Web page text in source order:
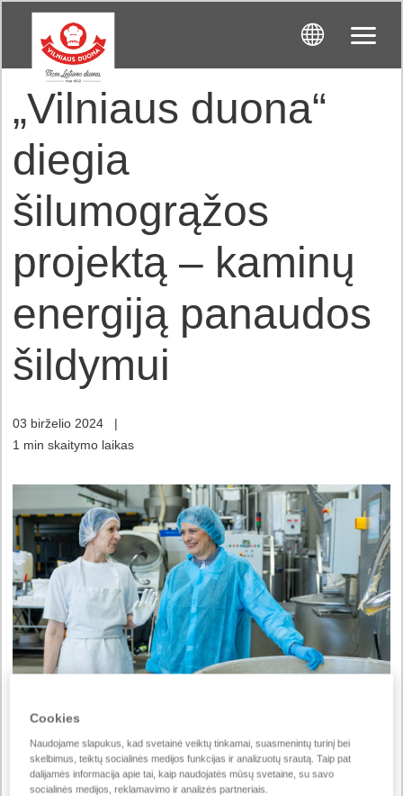
„Vilniaus duona“
diegia
šilumogrąžos
projektą – kaminų
energiją panaudos
šildymui
03 birželio 2024
|
1 min skaitymo laikas
„Vilniaus duona“ pradėjo įgyvendinti šilumogrąžos
sistemos projektą Panevėžio kepykloje. Duonos
gamybos metu susidaranti energija, anksčiau leidžiama
Cookies
Naudojame slapukus, kad svetainė veiktų tinkamai, suasmenintų turinį bei
skelbimus, teiktų socialinės medijos funkcijas ir analizuotų srautą. Taip pat
dalijamės informacija apie tai, kaip naudojatės mūsų svetaine, su savo
socialinės medijos, reklamavimo ir analizės partneriais.